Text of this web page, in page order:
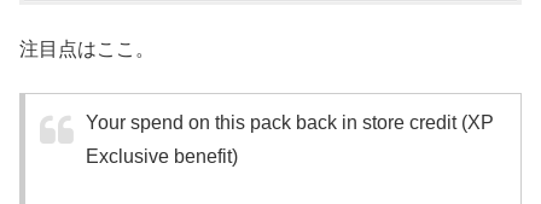
注目点はここ。
Your spend on this pack back in store credit (XP
Exclusive benefit)